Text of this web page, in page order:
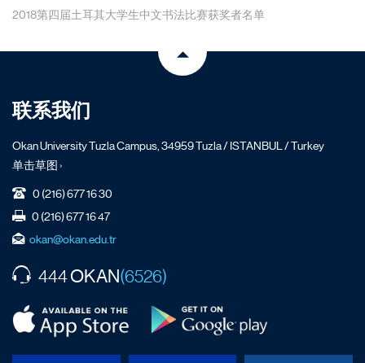
2018第四届土耳其大学生中文书法比赛获奖者名单
联系我们
Okan University Tuzla Campus, 34959 Tuzla / ISTANBUL / Turkey
单击草图 ›
0 (216) 677 16 30
0 (216) 677 16 47
okan@okan.edu.tr
444OKAN(6526)